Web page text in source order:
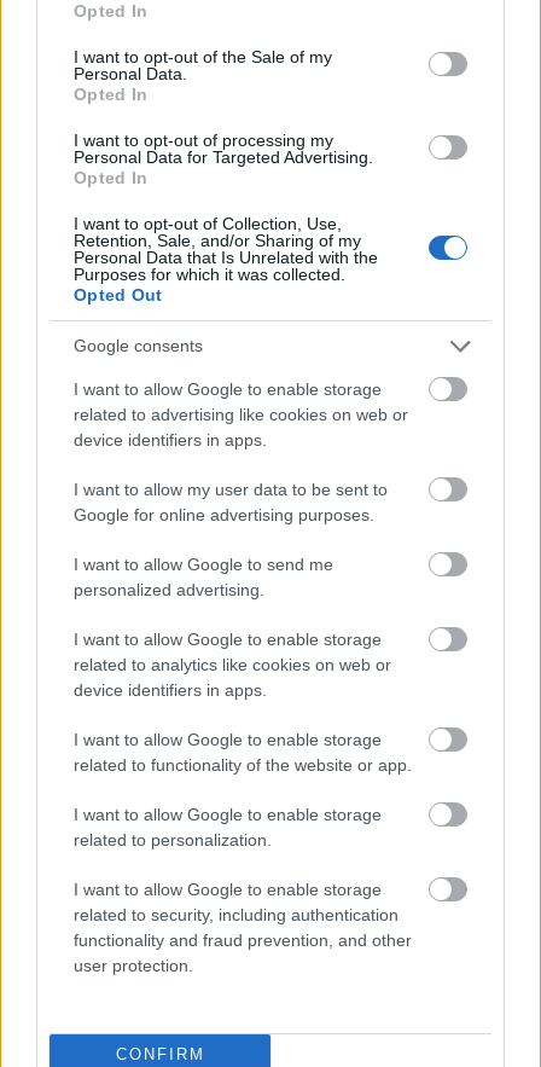
use your data for below specified purposes in below Google
consent section.
Opted In
I want to opt-out of the Sale of my
Personal Data.
Opted In
I want to opt-out of processing my
Personal Data for Targeted Advertising.
Opted In
I want to opt-out of Collection, Use,
Retention, Sale, and/or Sharing of my
Personal Data that Is Unrelated with the
Purposes for which it was collected.
Opted Out
Google consents
I want to allow Google to enable storage
related to advertising like cookies on web or
device identifiers in apps.
I want to allow my user data to be sent to
Google for online advertising purposes.
I want to allow Google to send me
personalized advertising.
I want to allow Google to enable storage
related to analytics like cookies on web or
device identifiers in apps.
I want to allow Google to enable storage
related to functionality of the website or app.
I want to allow Google to enable storage
related to personalization.
I want to allow Google to enable storage
related to security, including authentication
functionality and fraud prevention, and other
user protection.
CONFIRM
folyamat felgyorsítására
Oracle: a digitális megoldásoknak
döntő szerepe van Közép-Kelet-
Technológia| 2021.02.07 09:57
Kényszerű innováció, avagy
válságból?
Üzlet
Megkezdődik a Digitális
Agrárakadémia előkészítése
Ahol a kezedben a karriered
Üzlet| 2018.09.06 09:22
Karrier| 2017.11.13 10:00
Elindult a Fundamenta innovációs